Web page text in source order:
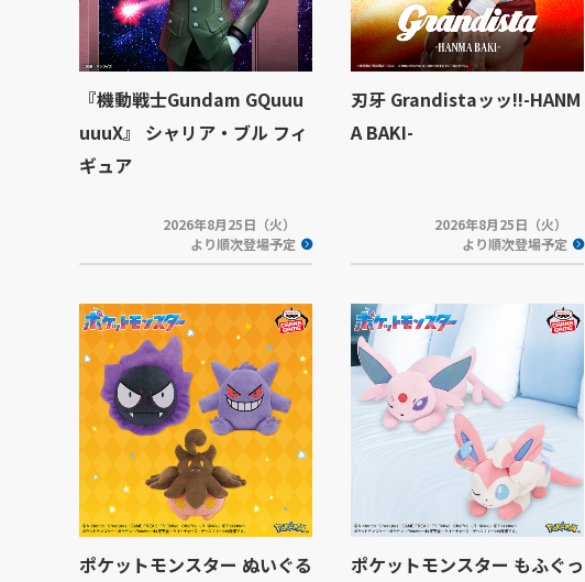
『機動戦士Gundam GQuuu
uuuX』 シャリア・ブル フィ
ギュア
2026年8月25日（火）
より順次登場予定
刃牙 Grandistaッッ!!-HANM
A BAKI-
2026年8月25日（火）
より順次登場予定
ポケットモンスター ぬいぐる
ポケットモンスター もふぐっ